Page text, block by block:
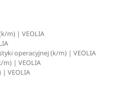
m) | VEOLIA
operacyjnej (k/m) | VEOLIA
m) | VEOLIA
| VEOLIA